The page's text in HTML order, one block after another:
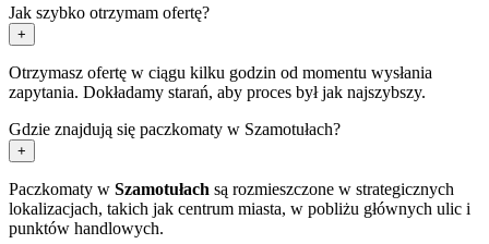
Jak szybko otrzymam ofertę?
+
Otrzymasz ofertę w ciągu kilku godzin od momentu wysłania
zapytania. Dokładamy starań, aby proces był jak najszybszy.
Gdzie znajdują się paczkomaty w Szamotułach?
+
Paczkomaty w Szamotułach są rozmieszczone w strategicznych
lokalizacjach, takich jak centrum miasta, w pobliżu głównych ulic i
punktów handlowych.